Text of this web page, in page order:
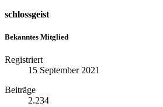
schlossgeist
Bekanntes Mitglied
Registriert
15 September 2021
Beiträge
2.234